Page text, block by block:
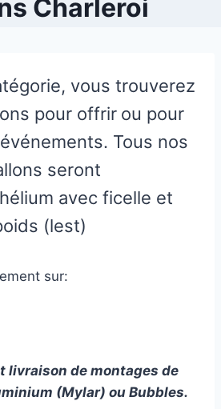
Charleroi
vous trouverez
pour offrir ou pour
Tous nos
seront
avec ficelle et
(lest)
sur:
livraison de montages de
(Mylar) ou Bubbles.